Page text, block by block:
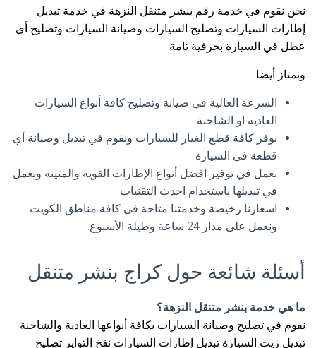
نحن نقوم في خدمة رقم بنشر متنقل النزهة في خدمة تبديل
إطارات السيارات وتصليح السيارات وصيانة السيارات وتصليح أي
عطل في السيارة بحرفية تامة
ونمتاز أيضا:
السرعة العالية في صيانة وتصليح كافة أنواع السيارات
العادية او الشاحنة
نوفر كافة قطع الغيار للسيارات ونقوم في تبديل وصيانة أي
قطعة في السيارة
نعمل في توفير افضل أنواع الإطارات القوية والمتينة ونعمل
في تبديلها باستخدام احدث التقنيات
اسعارنا رخيصة وخدمتنا متاحة في كافة مناطق الكويت
ونعمل على مدار 24 ساعة وطيلة الأسبوع.
أسئلة شائعة حول كراج بنشر متنقل
ما هي خدمة بنشر متنقل النزهة؟
نقوم في تصليح وصيانة السيارات بكافة أنواعها العادية والشاحنة
تبديل زيت السيارة تبديل إطارات السيارات نفخ التواير تصليح